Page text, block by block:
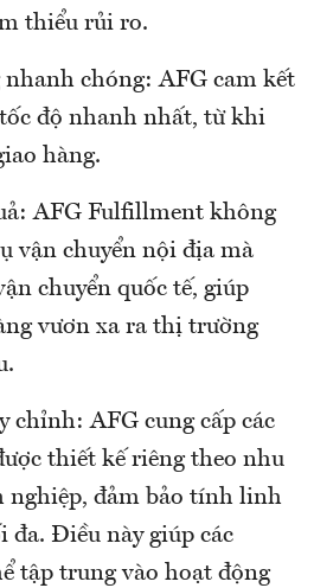
thiểu rủi ro.
chóng: AFG cam kết
độ nhanh nhất, từ khi
hàng.
AFG Fulfillment không
vận chuyển nội địa mà
chuyển quốc tế, giúp
vươn xa ra thị trường
chỉnh: AFG cung cấp các
thiết kế riêng theo nhu
nghiệp, đảm bảo tính linh
đa. Điều này giúp các
tập trung vào hoạt động